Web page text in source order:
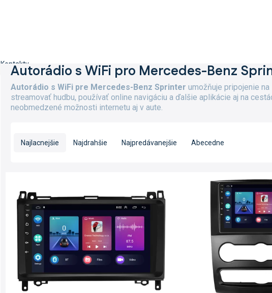
Kontakty
Autorádio s WiFi pro Mercedes-Benz
Autorádio s WiFi pre Mercedes-Benz Sprinter umožňuje pripojenie
streamovať hudbu, používať online navigáciu a ďalšie aplikácie aj na
neobmedzené možnosti internetu aj v aute.
e
p
r
d
u
Najlacnejšie Najdrahšie Najpredávanejšie Abecedne